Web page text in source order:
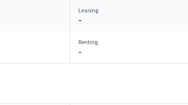
Leasing
–
Renting
–